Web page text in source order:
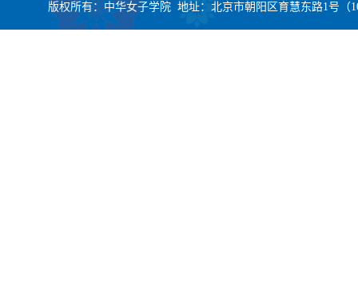
版权所有：中华女子学院 地址：北京市朝阳区育慧东路1号（